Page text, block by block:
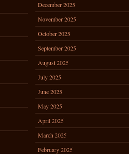
December 2025
November 2025
October 2025
September 2025
August 2025
July 2025
June 2025
May 2025
April 2025
March 2025
February 2025